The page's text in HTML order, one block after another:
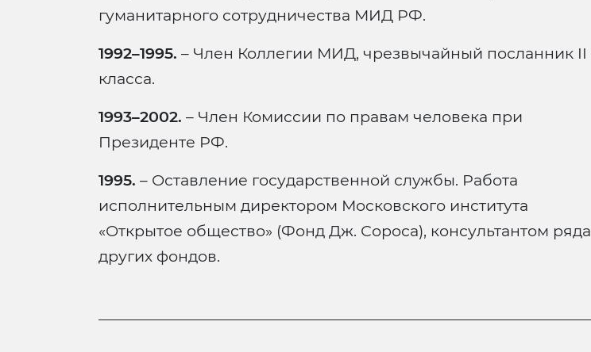
гуманитарного сотрудничества МИД РФ.
1992–1995. – Член Коллегии МИД, чрезвычайный посланник II
класса.
1993–2002. – Член Комиссии по правам человека при
Президенте РФ.
1995. – Оставление государственной службы. Работа
исполнительным директором Московского института
«Открытое общество» (Фонд Дж. Сороса), консультантом ряда
других фондов.